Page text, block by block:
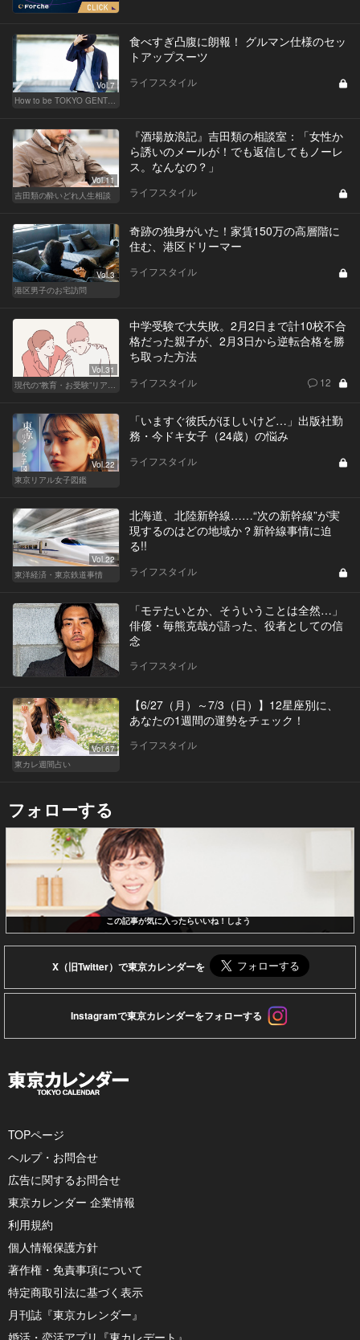
Vol.7
食べすぎ凸腹に朗報！ グルマン仕様のセッ
トアップスーツ
ライフスタイル
Vol.11
吉田類の酔いどれ人生相談
『酒場放浪記』吉田類の相談室：「女性か
ら誘いのメールが！でも返信してもノーレ
ス。なんなの？」
ライフスタイル
Vol.3
港区男子のお宅訪問
奇跡の独身がいた！家賃150万の高層階に
住む、港区ドリーマー
ライフスタイル
Vol.31
中学受験で大失敗。2月2日まで計10校不合
格だった親子が、2月3日から逆転合格を勝
ち取った方法
ライフスタイル 12
Vol.22
東京リアル女子図鑑
「いますぐ彼氏がほしいけど…」出版社勤
務・今ドキ女子（24歳）の悩み
ライフスタイル
Vol.22
東洋経済・東京鉄道事情
北海道、北陸新幹線……“次の新幹線”が実
現するのはどの地域か？新幹線事情に迫
る!!
ライフスタイル
「モテたいとか、そういうことは全然…」
俳優・毎熊克哉が語った、役者としての信
念
ライフスタイル
Vol.67
東カレ週間占い
【6/27（月）～7/3（日）】12星座別に、
あなたの1週間の運勢をチェック！
ライフスタイル
フォローする
この記事が気に入ったらいいね！しよう
X（旧Twitter）で東京カレンダーを
Instagramで東京カレンダーをフォローする
TOPページ
ヘルプ・お問合せ
広告に関するお問合せ
東京カレンダー 企業情報
利用規約
個人情報保護方針
著作権・免責事項について
特定商取引法に基づく表示
月刊誌『東京カレンダー』
婚活・恋活アプリ『東カレデート』